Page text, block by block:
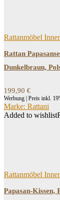
Rattanmöbel
Rattan
Dunkelbraun,
199,90 €
Werbung | Preis inkl.
Marke: Rattani
Added to wishlist
Rattanmöbel
Papasan-Kissen,